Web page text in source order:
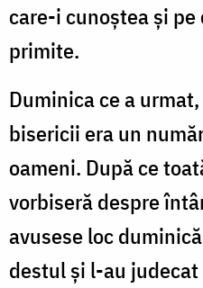
care-i cunoștea și
primite.
Duminica ce a
bisericii era un
oameni. După ce
vorbiseră despre
avusese loc
destul și l-au